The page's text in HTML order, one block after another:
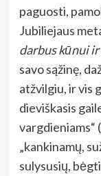
paguosti,
Jubiliejaus
darbus kūnui
savo sąžinę,
atžvilgiu, ir vis
dieviškasis
vargdieniams“
„kankinamų,
sulysusių,